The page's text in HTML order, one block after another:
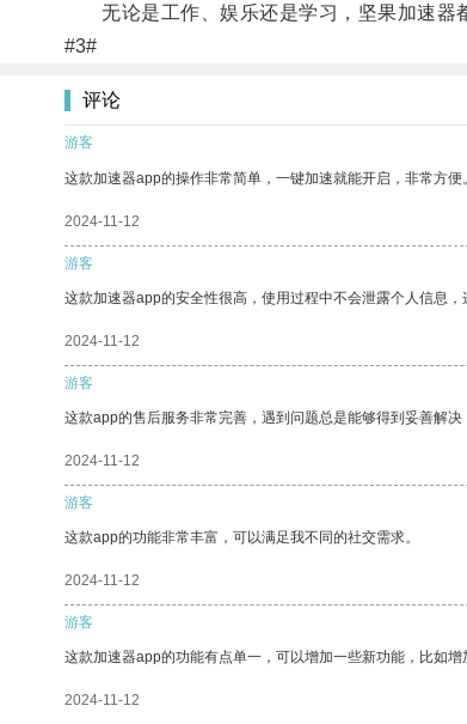
无论是工作、娱乐还是学习，坚果加速器
#3#
评论
游客
这款加速器app的操作非常简单，一键加速就能开启，非常方便。
2024-11-12
游客
这款加速器app的安全性很高，使用过程中不会泄露个人信息
2024-11-12
游客
这款app的售后服务非常完善，遇到问题总是能够得到妥善解决
2024-11-12
游客
这款app的功能非常丰富，可以满足我不同的社交需求。
2024-11-12
游客
这款加速器app的功能有点单一，可以增加一些新功能，比如增
2024-11-12